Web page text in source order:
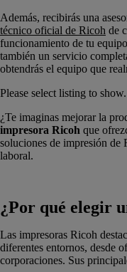
Además, recibirás una
técnico oficial de Ricoh de
funcionamiento de tu
también un servicio
obtendrás el equipo que
Please select listing to show.
¿Te imaginas mejorar la
impresora Ricoh que
soluciones de impresión de
laboral.
¿Por qué elegir
Las impresoras Ricoh
diferentes entornos, desde
corporaciones. Sus